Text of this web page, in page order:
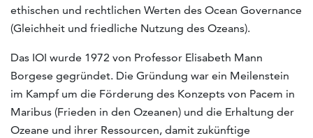
ethischen und rechtlichen Werten des Ocean Governance
(Gleichheit und friedliche Nutzung des Ozeans).
Das IOI wurde 1972 von Professor Elisabeth Mann
Borgese gegründet. Die Gründung war ein Meilenstein
im Kampf um die Förderung des Konzepts von Pacem in
Maribus (Frieden in den Ozeanen) und die Erhaltung der
Ozeane und ihrer Ressourcen, damit zukünftige